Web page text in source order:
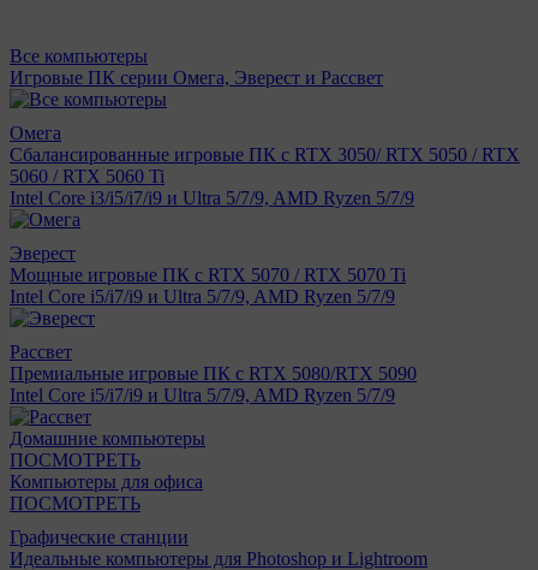
Все компьютеры
Игровые ПК серии Омега, Эверест и Рассвет
Омега
Сбалансированные игровые ПК с RTX 3050/ RTX 5050 / RTX
5060 / RTX 5060 Ti
Intel Core i3/i5/i7/i9 и Ultra 5/7/9, AMD Ryzen 5/7/9
Эверест
Мощные игровые ПК с RTX 5070 / RTX 5070 Ti
Intel Core i5/i7/i9 и Ultra 5/7/9, AMD Ryzen 5/7/9
Рассвет
Премиальные игровые ПК с RTX 5080/RTX 5090
Intel Core i5/i7/i9 и Ultra 5/7/9, AMD Ryzen 5/7/9
Домашние компьютеры
ПОСМОТРЕТЬ
Компьютеры для офиса
ПОСМОТРЕТЬ
Графические станции
Идеальные компьютеры для Photoshop и Lightroom